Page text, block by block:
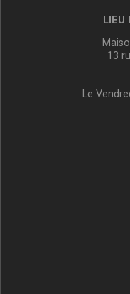
LIEU
13
Le